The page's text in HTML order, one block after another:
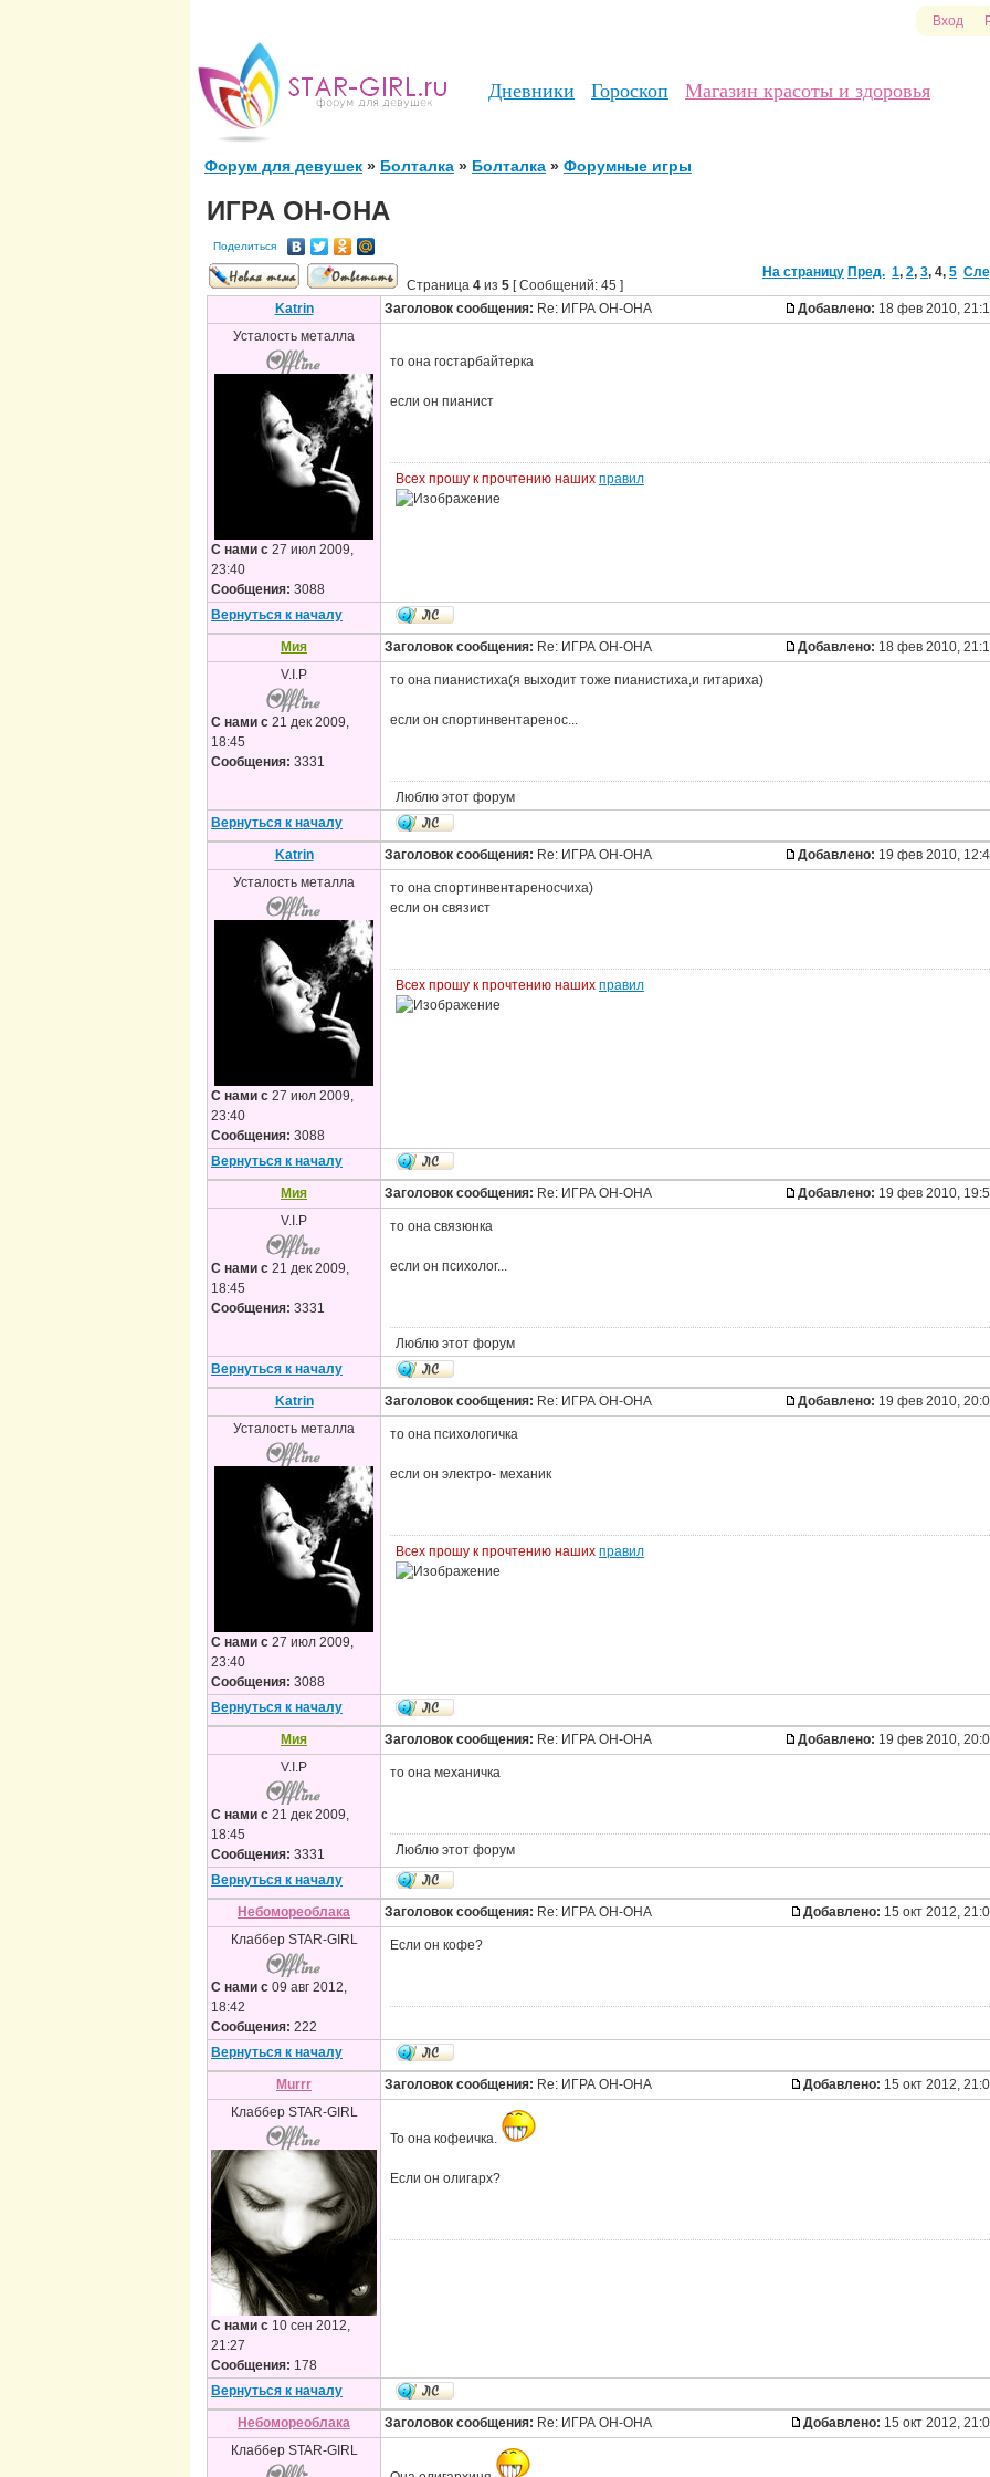
Вход
Дневники Гороскоп Магазин красоты и здоровья
Форум для девушек » Болталка » Болталка » Форумные игры
ИГРА ОН-ОНА
Поделиться
Страница 4 из 5 [ Сообщений: 45 ]
На страницу Пред. 1, 2, 3, 4, 5
Katrin Заголовок сообщения: Re: ИГРА ОН-ОНА Добавлено: 18 фев 2010,
Усталость металла
С нами с 27 июл 2009,
23:40
Сообщения: 3088
то она гостарбайтерка
если он пианист
Всех прошу к прочтению наших правил
Вернуться к началу
Мия Заголовок сообщения: Re: ИГРА ОН-ОНА Добавлено: 18 фев 2010,
V.I.P
С нами с 21 дек 2009,
18:45
Сообщения: 3331
то она пианистиха(я выходит тоже пианистиха,и гитариха)
если он спортинвентаренос...
Люблю этот форум
Вернуться к началу
Katrin Заголовок сообщения: Re: ИГРА ОН-ОНА Добавлено: 19 фев 2010,
Усталость металла
С нами с 27 июл 2009,
23:40
Сообщения: 3088
то она спортинвентареносчиха)
если он связист
Всех прошу к прочтению наших правил
Вернуться к началу
Мия Заголовок сообщения: Re: ИГРА ОН-ОНА Добавлено: 19 фев 2010,
V.I.P
С нами с 21 дек 2009,
18:45
Сообщения: 3331
то она связюнка
если он психолог...
Люблю этот форум
Вернуться к началу
Katrin Заголовок сообщения: Re: ИГРА ОН-ОНА Добавлено: 19 фев 2010,
Усталость металла
С нами с 27 июл 2009,
23:40
Сообщения: 3088
то она психологичка
если он электро- механик
Всех прошу к прочтению наших правил
Вернуться к началу
Мия Заголовок сообщения: Re: ИГРА ОН-ОНА Добавлено: 19 фев 2010,
V.I.P
С нами с 21 дек 2009,
18:45
Сообщения: 3331
то она механичка
Люблю этот форум
Вернуться к началу
Небомореоблака Заголовок сообщения: Re: ИГРА ОН-ОНА Добавлено: 15 окт 2012,
Клаббер STAR-GIRL
С нами с 09 авг 2012,
18:42
Сообщения: 222
Если он кофе?
Вернуться к началу
Murrr Заголовок сообщения: Re: ИГРА ОН-ОНА Добавлено: 15 окт 2012,
Клаббер STAR-GIRL
С нами с 10 сен 2012,
21:27
Сообщения: 178
То она кофеичка.
Если он олигарх?
Вернуться к началу
Небомореоблака Заголовок сообщения: Re: ИГРА ОН-ОНА Добавлено: 15 окт 2012,
Клаббер STAR-GIRL